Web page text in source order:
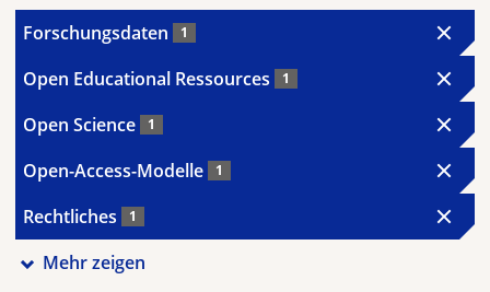
Forschungsdaten 1
Open Educational Ressources 1
Open Science 1
Open-Access-Modelle 1
Rechtliches 1
Mehr zeigen